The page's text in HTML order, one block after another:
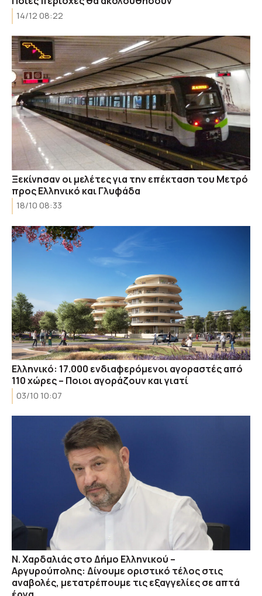
14/12 08:22
Ξεκίνησαν οι μελέτες για την επέκταση του Μετρό
προς Ελληνικό και Γλυφάδα
18/10 08:33
Ελληνικό: 17.000 ενδιαφερόμενοι αγοραστές από
110 χώρες – Ποιοι αγοράζουν και γιατί
03/10 10:07
Ν. Χαρδαλιάς στο Δήμο Ελληνικού –
Αργυρούπολης: Δίνουμε οριστικό τέλος στις
αναβολές, μετατρέπουμε τις εξαγγελίες σε απτά